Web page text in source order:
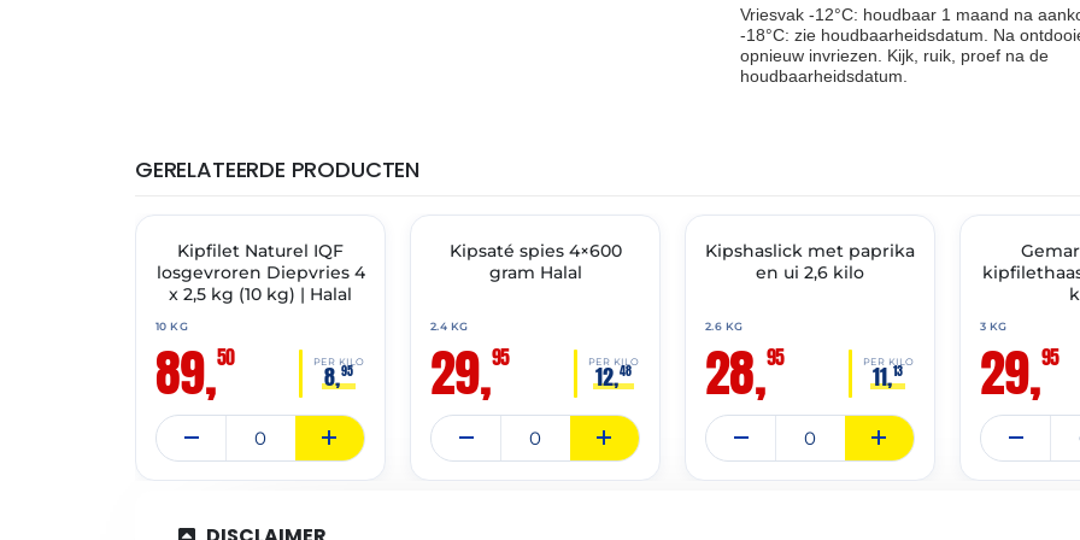
Vriesvak -12°C: houdbaar 1 maand na
-18°C: zie houdbaarheidsdatum. Na
opnieuw invriezen. Kijk, ruik, proef na de
houdbaarheidsdatum.
GERELATEERDE PRODUCTEN
🔥 OP=OP
Kipfilet Naturel IQF
losgevroren Diepvries 4
x 2,5 kg (10 kg) | Halal
10 KG
89,50 PER KILO
8,95
🔥 OP=OP
Kipsaté spies 4×600
gram Halal
2.4 KG
29,95 PER KILO
12,48
🔥 OP=OP
Kipshaslick met paprika
en ui 2,6 kilo
2.6 KG
28,95 PER KILO
11,13
🔥 OP=OP
3 KG
29,95